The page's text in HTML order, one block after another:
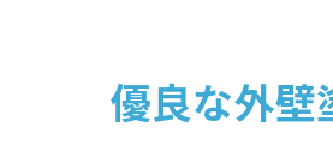
優良な外壁